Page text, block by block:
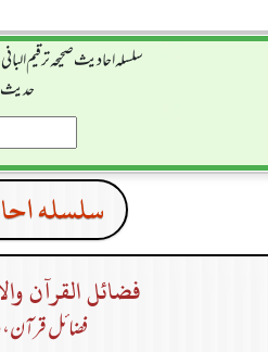
سلسله احاديث صحيحه ترقیم
حدیث
سلسله
فضائل القرآن
فضائل قرآن،